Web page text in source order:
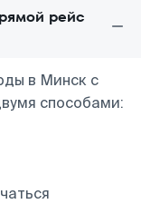
рейс
в Минск с
способами: